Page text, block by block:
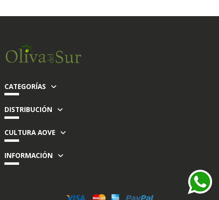
CATEGORÍAS
DISTRIBUCIÓN
CULTURA AOVE
INFORMACIÓN